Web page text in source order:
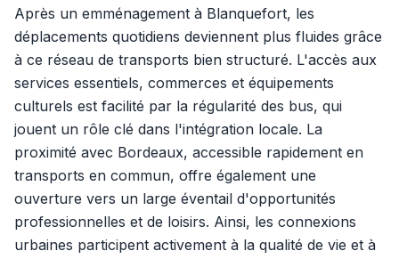
Après un emménagement à Blanquefort, les
déplacements quotidiens deviennent plus fluides grâce
à ce réseau de transports bien structuré. L'accès aux
services essentiels, commerces et équipements
culturels est facilité par la régularité des bus, qui
jouent un rôle clé dans l'intégration locale. La
proximité avec Bordeaux, accessible rapidement en
transports en commun, offre également une
ouverture vers un large éventail d'opportunités
professionnelles et de loisirs. Ainsi, les connexions
urbaines participent activement à la qualité de vie et à